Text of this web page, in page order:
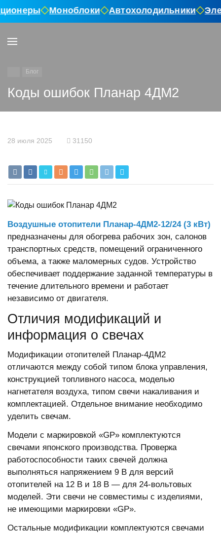
Моноблоки Автохолодильники
Блог
Коды ошибок Планар 4ДМ2
28 июля 2025 31150
Воздушные отопители Планар-4ДМ2-12/24 (3 кВт)
предназначены для обогрева рабочих зон, салонов
транспортных средств, помещений ограниченного
объема, а также маломерных судов. Устройство
обеспечивает поддержание заданной температуры в
течение длительного времени и работает
независимо от двигателя.
Отличия модификаций и
информация о свечах
Модификации отопителей Планар-4ДМ2
отличаются между собой типом блока управления,
конструкцией топливного насоса, моделью
нагнетателя воздуха, типом свечи накаливания и
комплектацией. Отдельное внимание необходимо
уделить свечам.
Модели с маркировкой «GP» комплектуются
свечами японского производства. Проверка
работоспособности таких свечей должна
выполняться напряжением 9 В для версий
отопителей на 12 В и 18 В — для 24-вольтовых
моделей. Эти свечи не совместимы с изделиями,
не имеющими маркировки «GP».
Остальные модификации комплектуются свечами